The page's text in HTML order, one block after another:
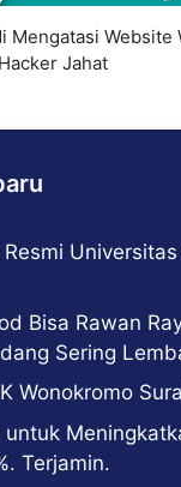
Mengatasi Website
Jahat
Bisa Rawan
Sering
Wonokromo
Terjamin.